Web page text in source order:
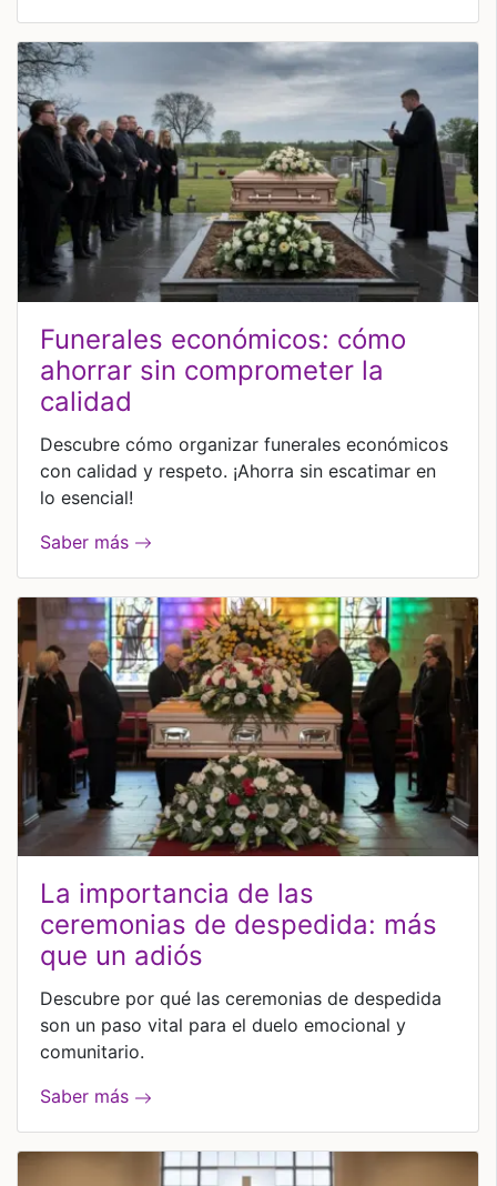
funerales económicos: cómo
ahorrar sin comprometer la
calidad
Descubre cómo organizar funerales económicos
con calidad y respeto. ¡Ahorra sin escatimar en
lo esencial!
Saber más
la importancia de las
ceremonias de despedida: más
que un adiós
Descubre por qué las ceremonias de despedida
son un paso vital para el duelo emocional y
comunitario.
Saber más